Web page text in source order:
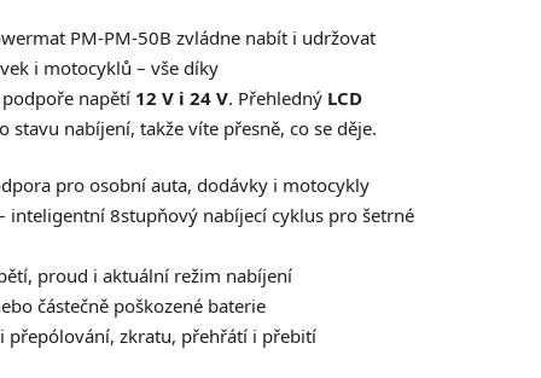
PM-PM-50B zvládne nabít i udržovat
i motocyklů – vše díky
napětí 12 V i 24 V. Přehledný LCD
stavu nabíjení, takže víte přesně, co se děje.
pro osobní auta, dodávky i motocykly
inteligentní 8stupňový nabíjecí cyklus pro šetrné
proud i aktuální režim nabíjení
částečně poškozené baterie
přepólování, zkratu, přehřátí i přebití